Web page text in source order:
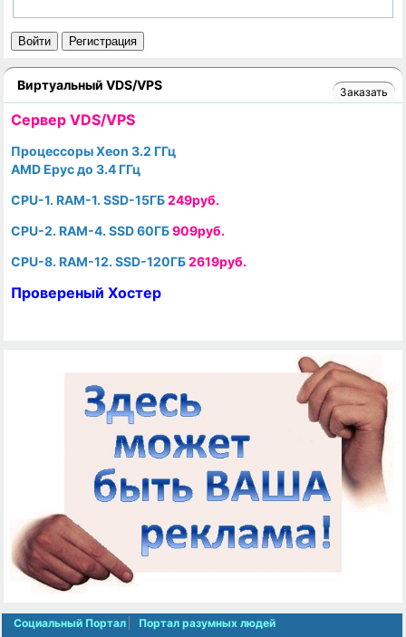
Войти Регистрация
Виртуальный VDS/VPS Заказать
Cервер VDS/VPS
Процессоры Xeon 3.2 ГГц
AMD Epyc до 3.4 ГГц
CPU-1. RAM-1. SSD-15ГБ249руб.
CPU-2. RAM-4. SSD 60ГБ909руб.
CPU-8. RAM-12. SSD-120ГБ2619руб.
Провереный Хостер
Социальный Портал Портал разумных людей